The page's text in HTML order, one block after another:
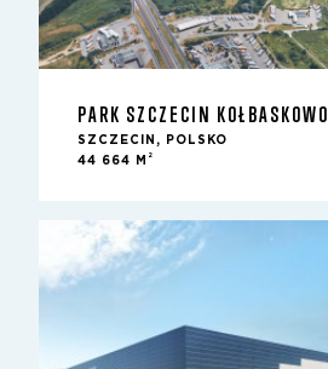
PARK SZCZECIN KOŁBASKOWO
SZCZECIN, POLSKO
44 664 M
2